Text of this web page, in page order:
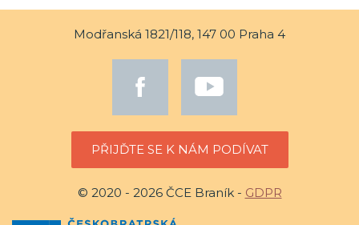
Modřanská 1821/118, 147 00 Praha 4
PŘIJĎTE SE K NÁM PODÍVAT
© 2020 - 2026 ČCE Braník - GDPR